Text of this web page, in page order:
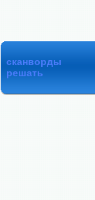
сканворды
решать